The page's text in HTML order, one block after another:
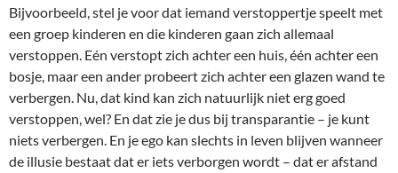
Bijvoorbeeld, stel je voor dat iemand verstoppertje speelt met
een groep kinderen en die kinderen gaan zich allemaal
verstoppen. Eén verstopt zich achter een huis, één achter een
bosje, maar een ander probeert zich achter een glazen wand te
verbergen. Nu, dat kind kan zich natuurlijk niet erg goed
verstoppen, wel? En dat zie je dus bij transparantie – je kunt
niets verbergen. En je ego kan slechts in leven blijven wanneer
de illusie bestaat dat er iets verborgen wordt – dat er afstand